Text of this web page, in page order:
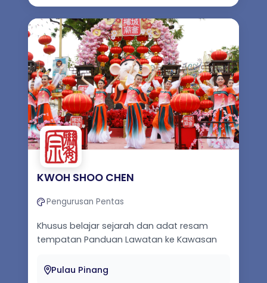
KWOH SHOO CHEN
Pengurusan Pentas
Khusus belajar sejarah dan adat resam
tempatan Panduan Lawatan ke Kawasan
trad...Pulau Pinang